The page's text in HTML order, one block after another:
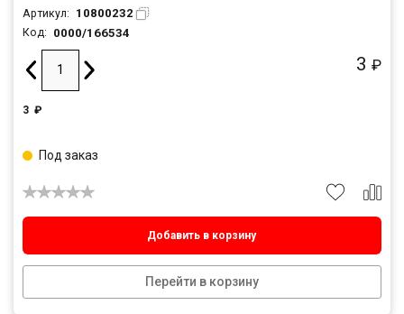
Артикул: 10800232
Код: 0000/166534
3 ₽
3 ₽
Добавить в корзину
Перейти в корзину
Под заказ